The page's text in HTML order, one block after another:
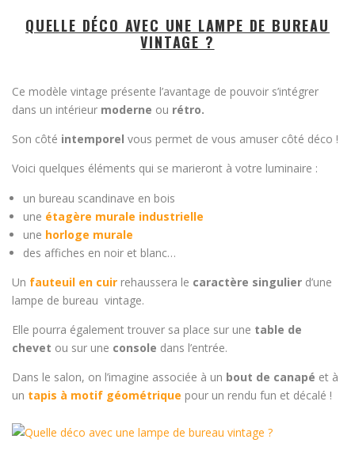
QUELLE DÉCO AVEC UNE LAMPE DE BUREAU
VINTAGE ?
Ce modèle vintage présente l’avantage de pouvoir s’intégrer
dans un intérieur moderne ou rétro.
Son côté intemporel vous permet de vous amuser côté déco !
Voici quelques éléments qui se marieront à votre luminaire :
un bureau scandinave en bois
une étagère murale industrielle
une horloge murale
des affiches en noir et blanc…
Un fauteuil en cuir rehaussera le caractère singulier d’une
lampe de bureau vintage.
Elle pourra également trouver sa place sur une table de
chevet ou sur une console dans l’entrée.
Dans le salon, on l’imagine associée à un bout de canapé et à
un tapis à motif géométrique pour un rendu fun et décalé !